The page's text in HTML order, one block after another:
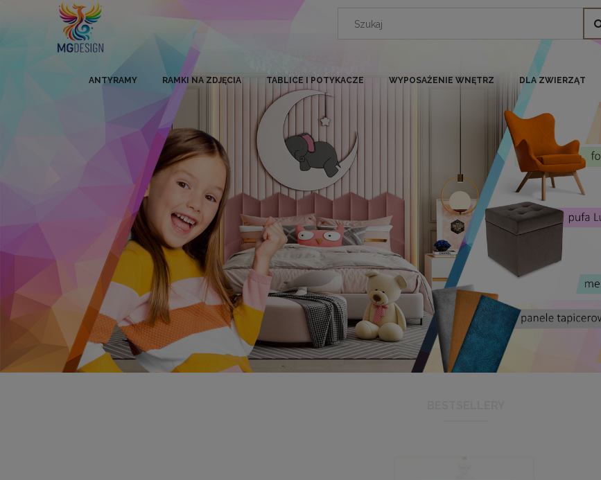
ANTYRAMY RAMKI NA ZDJĘCIA TABLICE I POTYKACZE WYPOSAŻENIE WNĘTRZ DLA ZWIERZĄT